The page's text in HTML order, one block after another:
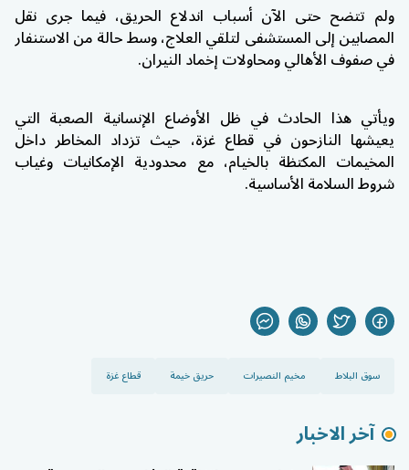
ولم تتضح حتى الآن أسباب اندلاع الحريق، فيما جرى نقل
المصابين إلى المستشفى لتلقي العلاج، وسط حالة من الاستنفار
في صفوف الأهالي ومحاولات إخماد النيران.
ويأتي هذا الحادث في ظل الأوضاع الإنسانية الصعبة التي
يعيشها النازحون في قطاع غزة، حيث تزداد المخاطر داخل
المخيمات المكتظة بالخيام، مع محدودية الإمكانيات وغياب
شروط السلامة الأساسية.
سوق البلاط مخيم النصيرات حريق خيمة قطاع غزة
آخر الاخبار